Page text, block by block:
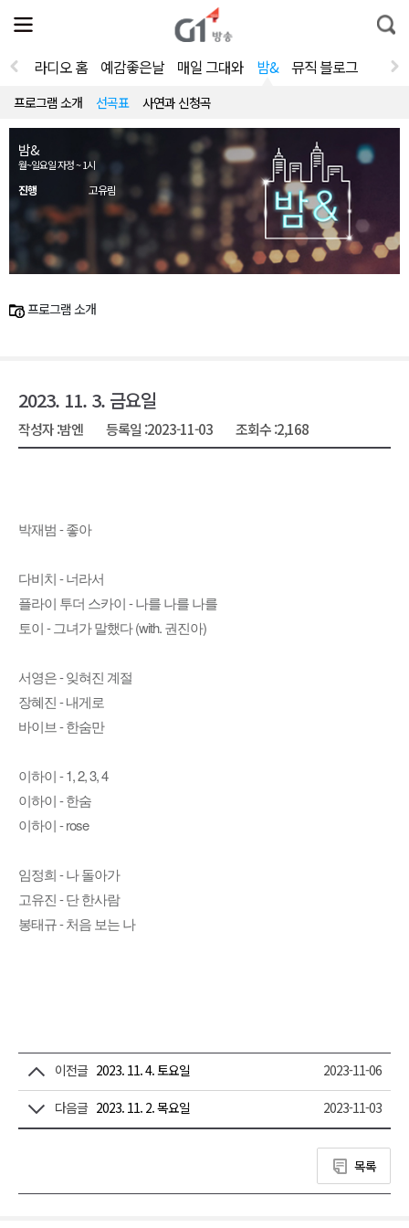
전
체
뉴
열
통
합
라디오 홈 예감좋은날 매일 그대와 밤& 뮤직 블로그
프로그램 소개 선곡표 사연과 신청곡
밤&
월~일요일 자정 ~ 1시
진행 고유림
프로그램 소개
2023. 11. 3. 금요일
작성자 :밤엔 등록일 :2023-11-03 조회수 :2,168
박재범 - 좋아
다비치 - 너라서
플라이 투더 스카이 - 나를 나를 나를
토이 - 그녀가 말했다 (with. 권진아)
서영은 - 잊혀진 계절
장혜진 - 내게로
바이브 - 한숨만
이하이 - 1, 2, 3, 4
이하이 - 한숨
이하이 - rose
임정희 - 나 돌아가
고유진 - 단 한사람
봉태규 - 처음 보는 나
이전글 2023. 11. 4. 토요일 2023-11-06
다음글 2023. 11. 2. 목요일 2023-11-03
목록